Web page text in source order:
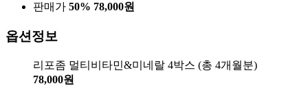
판매가 50% 78,000원
옵션정보
리포좀 멀티비타민&미네랄 4박스 (총 4개월분)
78,000원